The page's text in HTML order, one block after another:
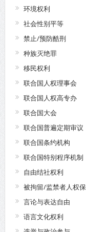
环境权利
社会性别平等
禁止/预防酷刑
种族灭绝罪
移民权利
联合国人权理事会
联合国人权高专办
联合国大会
联合国普遍定期审议
联合国条约机构
联合国特别程序机制
自由结社权利
被拘留/监禁者人权
言论与表达自由
语言文化权利